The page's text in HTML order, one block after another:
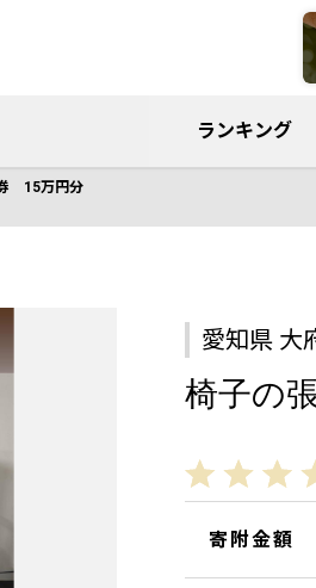
ランキング
15万円分
愛知県 大
椅子の
寄附金額